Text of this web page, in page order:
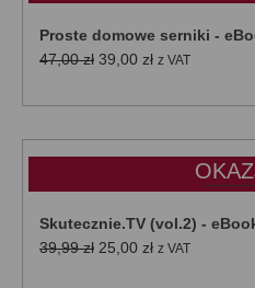
Proste domowe serniki -
47,00zł Pierwotna
wynosiła:
39,00 złAktualna
wynosi:
z VAT
Skutecznie.TV (vol.2) -
39,99zł Pierwotna
25,00 złAktualna
z VAT